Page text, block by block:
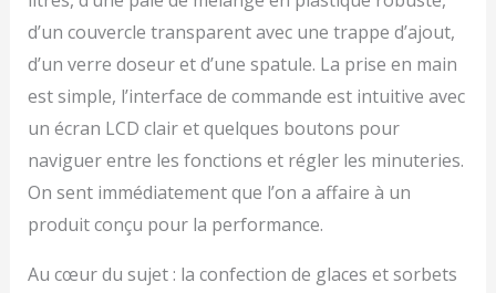
automatique et auto-
refroidissant, son
élément chauffant, son
récipient à glace et à
yaourt amovible, son
couvercle avec fenêtre
de visualisation, sa partie
mélangeuse, son verre
doseur, sa spatule, sa
cuillère à glace et son
NOTRE PROMESSE –
d’un couvercle transparent avec une trappe d’ajout,
d’un verre doseur et d’une spatule. La prise en main
est simple, l’interface de commande est intuitive avec
un écran LCD clair et quelques boutons pour
naviguer entre les fonctions et régler les minuteries.
On sent immédiatement que l’on a affaire à un
produit conçu pour la performance.
Au cœur du sujet : la confection de glaces et sorbets